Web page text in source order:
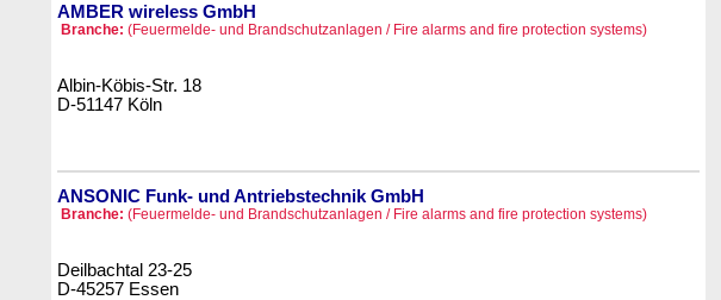
AMBER wireless GmbH
Branche: (Feuermelde- und Brandschutzanlagen / Fire alarms and fire protection systems)
Albin-Köbis-Str. 18
D-51147 Köln
ANSONIC Funk- und Antriebstechnik GmbH
Branche: (Feuermelde- und Brandschutzanlagen / Fire alarms and fire protection systems)
Deilbachtal 23-25
D-45257 Essen